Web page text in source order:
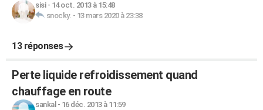
sisi- 14 oct. 2013 à 15:48
snocky. - 13 mars 2020 à 23:38
13 réponses
Perte liquide refroidissement quand
chauffage en route
sankal - 16 déc. 2013 à 11:59